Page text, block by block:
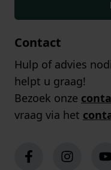
Contact
Hulp of advies
helpt u graag!
Bezoek onze
vraag via het